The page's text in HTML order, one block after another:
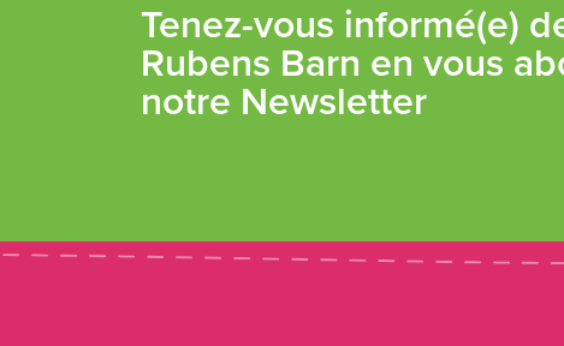
Tenez-vous informé(e)
Rubens Barn en vous
notre Newsletter